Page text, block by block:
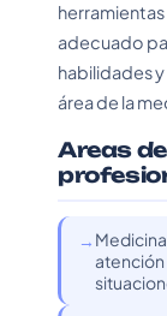
adecuado
habilidades
área de la
Areas
atención